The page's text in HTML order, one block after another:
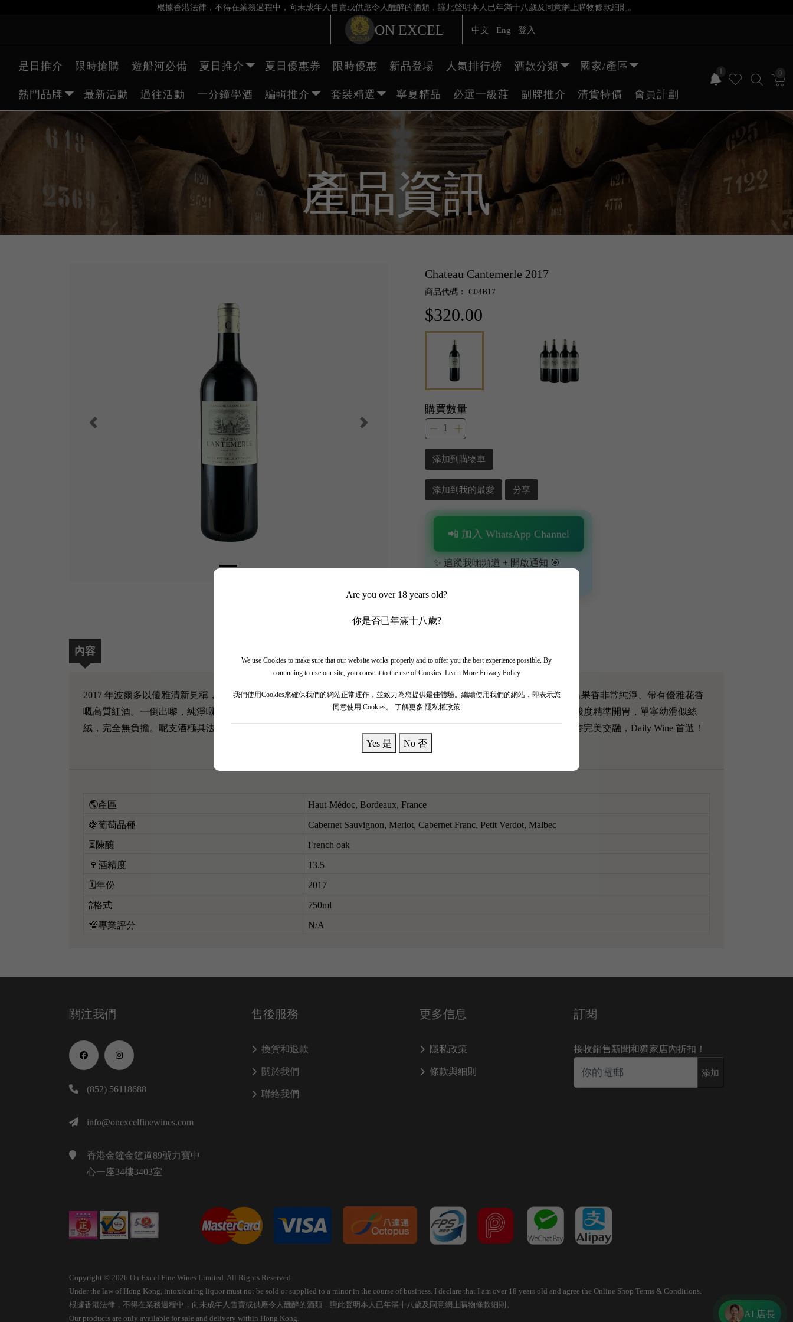
根據香港法律，不得在業務過程中，向未成年人售賣或供應令人醺醉的酒類，謹此聲明本人已年滿十八歲及同意網上購物條款細則。
ON EXCEL 中文 Eng 登入
1 0
是日推介 限時搶購 遊船河必備 夏日推介 夏日優惠券 限時優惠 新品登場 人氣排行榜 酒款分類 國家/產區
熱門品牌 最新活動 過往活動 一分鐘學酒 編輯推介 套裝精選 寧夏精品 必選一級莊 副牌推介 清貨特價 會員計劃
Are you over 18 years old?
你是否已年滿十八歲?
We use Cookies to make sure that our website works properly and to offer you the best experience possible. By
continuing to use our site, you consent to the use of Cookies. Learn More Privacy Policy
我們使用Cookies來確保我們的網站正常運作，並致力為您提供最佳體驗。繼續使用我們的網站，即表示您
同意使用 Cookies。 了解更多 隱私權政策
Yes 是 No 否
產品資訊
Chateau Cantemerle 2017
商品代碼： C04B17
$320.00
購買數量
添加到購物車
添加到我的最愛 分享
📲 加入 WhatsApp Channel
✨ 追蹤我哋頻道 + 開啟通知 🎯
內容
2017 年波爾多以優雅清新見稱，呢支佳得美莊（Cantemerle）完美捕捉咗呢份迷人嘅氣質！酒莊避開咗當年嘅霜凍，釀出果香非常純淨、帶有優雅花香
嘅高質紅酒。一倒出嚟，純淨嘅紅桑子、黑車厘子、紫羅蘭同淡淡嘅雪松木香氣非常討好。酒體適中，入口充滿活力，酸度精準開胃，單寧幼滑似絲
絨，完全無負擔。呢支酒極具法式高雅氣質，而家飲已經非常舒服。配搭玫瑰豉油雞、燒鴨或者香煎三文魚，果香同肉香完美交融，Daily Wine 首選！
🌎產區 Haut-Médoc, Bordeaux, France
🍇葡萄品種 Cabernet Sauvignon, Merlot, Cabernet Franc, Petit Verdot, Malbec
⏳陳釀 French oak
🍷酒精度 13.5
🗓️年份 2017
🍾格式 750ml
💯專業評分 N/A
關注我們
(852) 56118688
info@onexcelfinewines.com
香港金鐘金鐘道89號力寶中
心一座34樓3403室
售後服務
換貨和退款
關於我們
聯絡我們
更多信息
隱私政策
條款與細則
訂閱
接收銷售新聞和獨家店內折扣！
添加
Copyright © 2026 On Excel Fine Wines Limited. All Rights Reserved.
Under the law of Hong Kong, intoxicating liquor must not be sold or supplied to a minor in the course of business. I declare that I am over 18 years old and agree the Online Shop Terms & Conditions.
根據香港法律，不得在業務過程中，向未成年人售賣或供應令人醺醉的酒類，謹此聲明本人已年滿十八歲及同意網上購物條款細則。
Our products are only available for sale and delivery within Hong Kong.
AI 店長